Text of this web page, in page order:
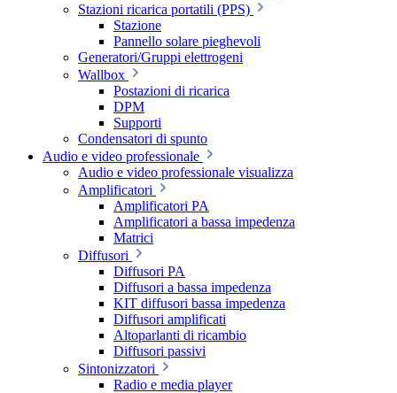
Stazioni ricarica portatili (PPS)
Stazione
Pannello solare pieghevoli
Generatori/Gruppi elettrogeni
Wallbox
Postazioni di ricarica
DPM
Supporti
Condensatori di spunto
Audio e video professionale
Audio e video professionale visualizza
Amplificatori
Amplificatori PA
Amplificatori a bassa impedenza
Matrici
Diffusori
Diffusori PA
Diffusori a bassa impedenza
KIT diffusori bassa impedenza
Diffusori amplificati
Altoparlanti di ricambio
Diffusori passivi
Sintonizzatori
Radio e media player